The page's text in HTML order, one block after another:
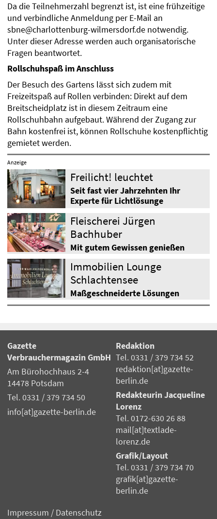
Da die Teilnehmerzahl begrenzt ist, ist eine frühzeitige
und verbindliche Anmeldung per E-Mail an
sbne@charlottenburg-wilmersdorf.de notwendig.
Unter dieser Adresse werden auch organisatorische
Fragen beantwortet.
Rollschuhspaß im Anschluss
Der Besuch des Gartens lässt sich zudem mit
Freizeitspaß auf Rollen verbinden: Direkt auf dem
Breitscheidplatz ist in diesem Zeitraum eine
Rollschuhbahn aufgebaut. Während der Zugang zur
Bahn kostenfrei ist, können Rollschuhe kostenpflichtig
gemietet werden.
Anzeige
Freilicht! leuchtet
Seit fast vier Jahrzehnten Ihr
Experte für Lichtlösunge
Fleischerei Jürgen
Bachhuber
Mit gutem Gewissen genießen
Immobilien Lounge
Schlachtensee
Maßgeschneiderte Lösungen
Gazette
Verbrauchermagazin GmbH
Am Bürohochhaus 2-4
14478 Potsdam
Tel. 0331 / 379 734 50
info[at]gazette-berlin.de
Redaktion
Tel. 0331 / 379 734 52
redaktion[at]gazette-
berlin.de
Redakteurin Jacqueline
Lorenz
Tel. 0172-630 26 88
mail[at]textlade-
lorenz.de
Grafik/Layout
Tel. 0331 / 379 734 70
grafik[at]gazette-
berlin.de
Impressum / Datenschutz